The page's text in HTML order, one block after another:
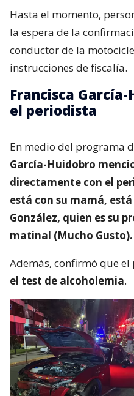
Hasta el momento,
la espera de la
conductor de la
instrucciones de fiscalía.
Francisca
el periodista
En medio del programa
García-Huidobro
directamente con el
está con su mamá,
González, quien es su
matinal (Mucho
Además, confirmó que
el test de alcoholemia.